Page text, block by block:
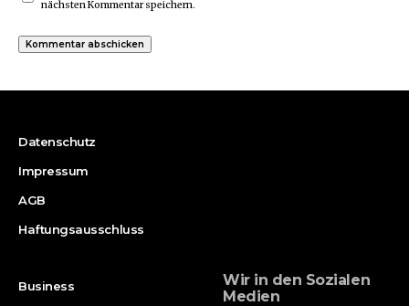
nächsten Kommentar speichern.
Datenschutz
Impressum
AGB
Haftungsausschluss
Business
Wir in den Sozialen
Medien